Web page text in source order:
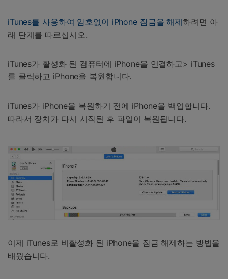
iTunes를 사용하여 암호없이 iPhone 잠금을 해제하려면 아
래 단계를 따르십시오.
iTunes가 활성화 된 컴퓨터에 iPhone을 연결하고> iTunes
를 클릭하고 iPhone을 복원합니다.
iTunes가 iPhone을 복원하기 전에 iPhone을 백업합니다.
따라서 장치가 다시 시작된 후 파일이 복원됩니다.
이제 iTunes로 비활성화 된 iPhone을 잠금 해제하는 방법을
배웠습니다.